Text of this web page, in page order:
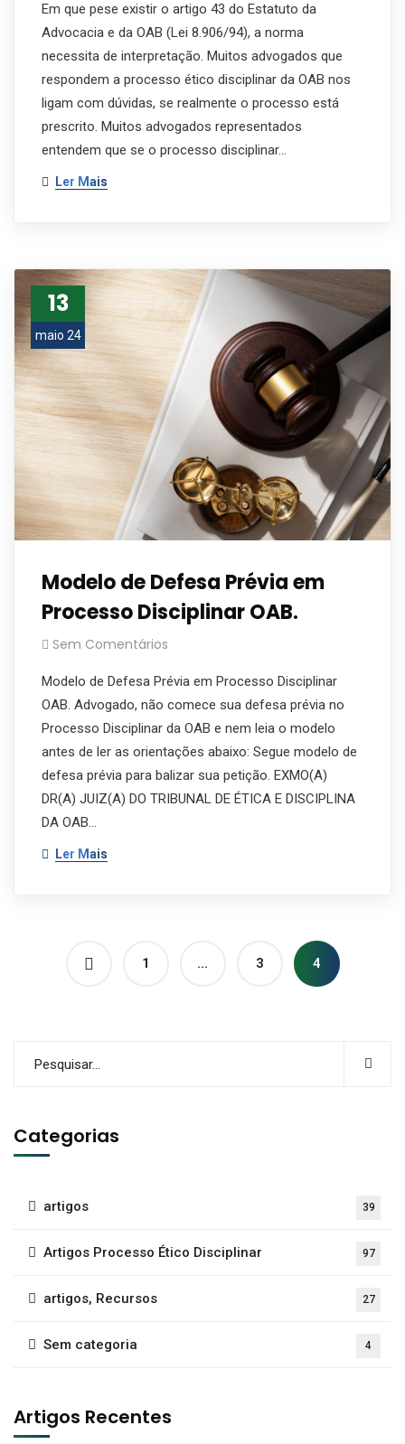
Em que pese existir o artigo 43 do Estatuto da
Advocacia e da OAB (Lei 8.906/94), a norma
necessita de interpretação. Muitos advogados que
respondem a processo ético disciplinar da OAB nos
ligam com dúvidas, se realmente o processo está
prescrito. Muitos advogados representados
entendem que se o processo disciplinar…
Ler Mais
13
maio 24
Modelo de Defesa Prévia em
Processo Disciplinar OAB.
Sem Comentários
Modelo de Defesa Prévia em Processo Disciplinar
OAB. Advogado, não comece sua defesa prévia no
Processo Disciplinar da OAB e nem leia o modelo
antes de ler as orientações abaixo: Segue modelo de
defesa prévia para balizar sua petição. EXMO(A)
DR(A) JUIZ(A) DO TRIBUNAL DE ÉTICA E DISCIPLINA
DA OAB…
Ler Mais
1 … 3 4
Categorias
artigos 39
Artigos Processo Ético Disciplinar 97
artigos, Recursos 27
Sem categoria 4
Artigos Recentes